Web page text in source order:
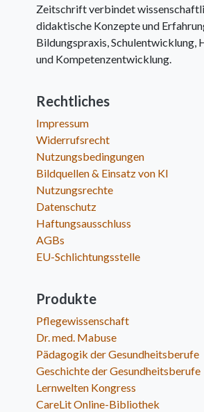
Zeitschrift verbindet
didaktische Konzepte und
Bildungspraxis, Schulentwicklung,
und Kompetenzentwicklung.
Rechtliches
Impressum
Widerrufsrecht
Nutzungsbedingungen
Bildquellen & Einsatz von KI
Nutzungsrechte
Datenschutz
Haftungsausschluss
AGBs
EU-Schlichtungsstelle
Produkte
Pflegewissenschaft
Dr. med. Mabuse
Pädagogik der Gesundheitsberufe
Geschichte der Gesundheitsberufe
Lernwelten Kongress
CareLit Online-Bibliothek